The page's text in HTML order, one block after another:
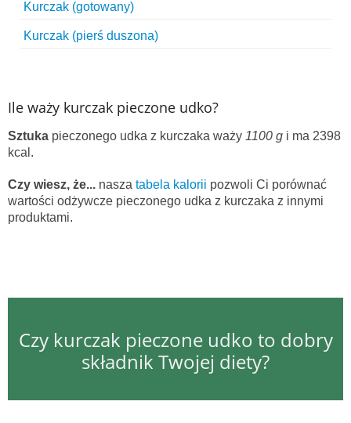
Kurczak (gotowany)
Kurczak (pierś duszona)
Ile waży kurczak pieczone udko?
Sztuka pieczonego udka z kurczaka waży 1100 g i ma 2398
kcal.
Czy wiesz, że... nasza tabela kalorii pozwoli Ci porównać
wartości odżywcze pieczonego udka z kurczaka z innymi
produktami.
Czy kurczak pieczone udko to dobry
składnik Twojej diety?